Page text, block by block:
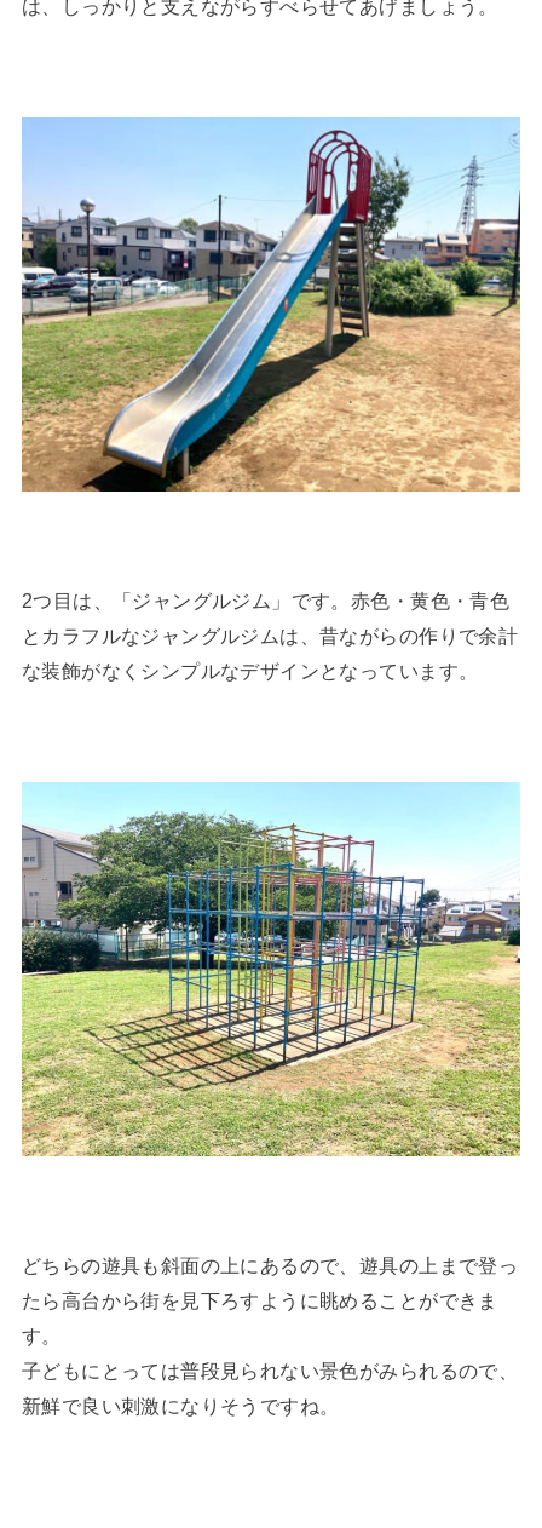
は、しっかりと支えながらすべらせてあげましょう。
2つ目は、「ジャングルジム」です。赤色・黄色・青色
とカラフルなジャングルジムは、昔ながらの作りで余計
な装飾がなくシンプルなデザインとなっています。
どちらの遊具も斜面の上にあるので、遊具の上まで登っ
たら高台から街を見下ろすように眺めることができま
す。
子どもにとっては普段見られない景色がみられるので、
新鮮で良い刺激になりそうですね。